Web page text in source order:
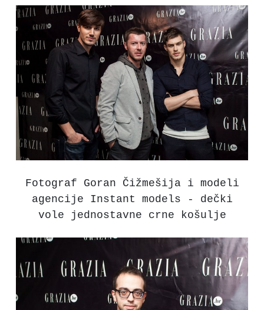
Fotograf Goran Čižmešija i modeli
agencije Instant models - dečki
vole jednostavne crne košulje